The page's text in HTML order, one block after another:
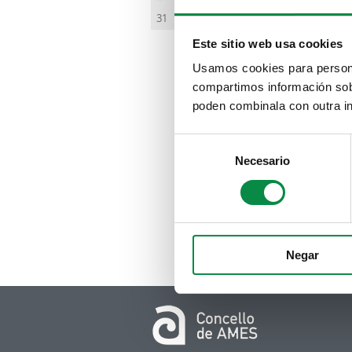
Este sitio web usa cookies
Usamos cookies para
compartimos información
poden combinala con outra
Necesario
Negar
31
O
O
de
As
48
A